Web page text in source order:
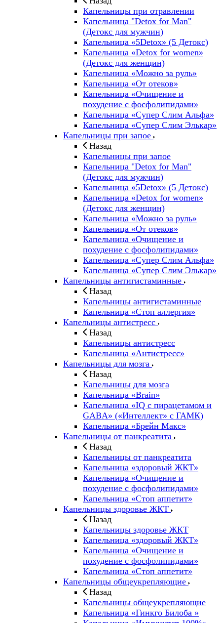
Капельницы при отравлении
Капельница "Detox for Man"
(Детокс для мужчин)
Капельница «5Detox» (5 Детокс)
Капельница «Detox for women»
(Детокс для женщин)
Капельница «Можно за руль»
Капельница «От отеков»
Капельница «Очищение и
похудение с фосфолипидами»
Капельница «Супер Слим Альфа»
Капельница «Супер Слим Элькар»
Капельницы при запое
Назад
Капельницы при запое
Капельница "Detox for Man"
(Детокс для мужчин)
Капельница «5Detox» (5 Детокс)
Капельница «Detox for women»
(Детокс для женщин)
Капельница «Можно за руль»
Капельница «От отеков»
Капельница «Очищение и
похудение с фосфолипидами»
Капельница «Супер Слим Альфа»
Капельница «Супер Слим Элькар»
Капельницы антигистаминные
Назад
Капельницы антигистаминные
Капельница «Стоп аллергия»
Капельницы антистресс
Назад
Капельницы антистресс
Капельница «Антистресс»
Капельницы для мозга
Назад
Капельницы для мозга
Капельница «Brain»
Капельница «IQ с пирацетамом и
GABA» («Интеллект» с ГАМК)
Капельница «Брейн Макс»
Капельницы от панкреатита
Назад
Капельницы от панкреатита
Капельница «здоровый ЖКТ»
Капельница «Очищение и
похудение с фосфолипидами»
Капельница «Стоп аппетит»
Капельницы здоровье ЖКТ
Назад
Капельницы здоровье ЖКТ
Капельница «здоровый ЖКТ»
Капельница «Очищение и
похудение с фосфолипидами»
Капельница «Стоп аппетит»
Капельницы общеукрепляющие
Назад
Капельницы общеукрепляющие
Капельница «Гинкго Билоба »